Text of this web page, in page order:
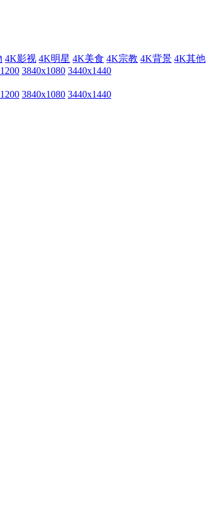
4K影视 4K明星 4K美食 4K宗教 4K背景 4K其他
3840x1080 3440x1440
3840x1080 3440x1440